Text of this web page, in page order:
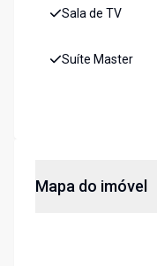
Sala de TV
Suíte Master
Mapa do imóvel